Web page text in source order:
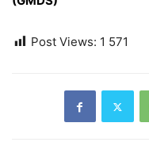
Post Views: 1 571